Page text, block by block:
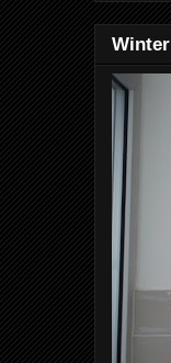
Winter